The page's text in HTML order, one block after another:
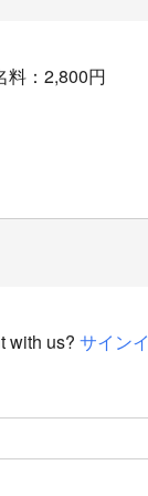
料：2,800円
with us? サイン